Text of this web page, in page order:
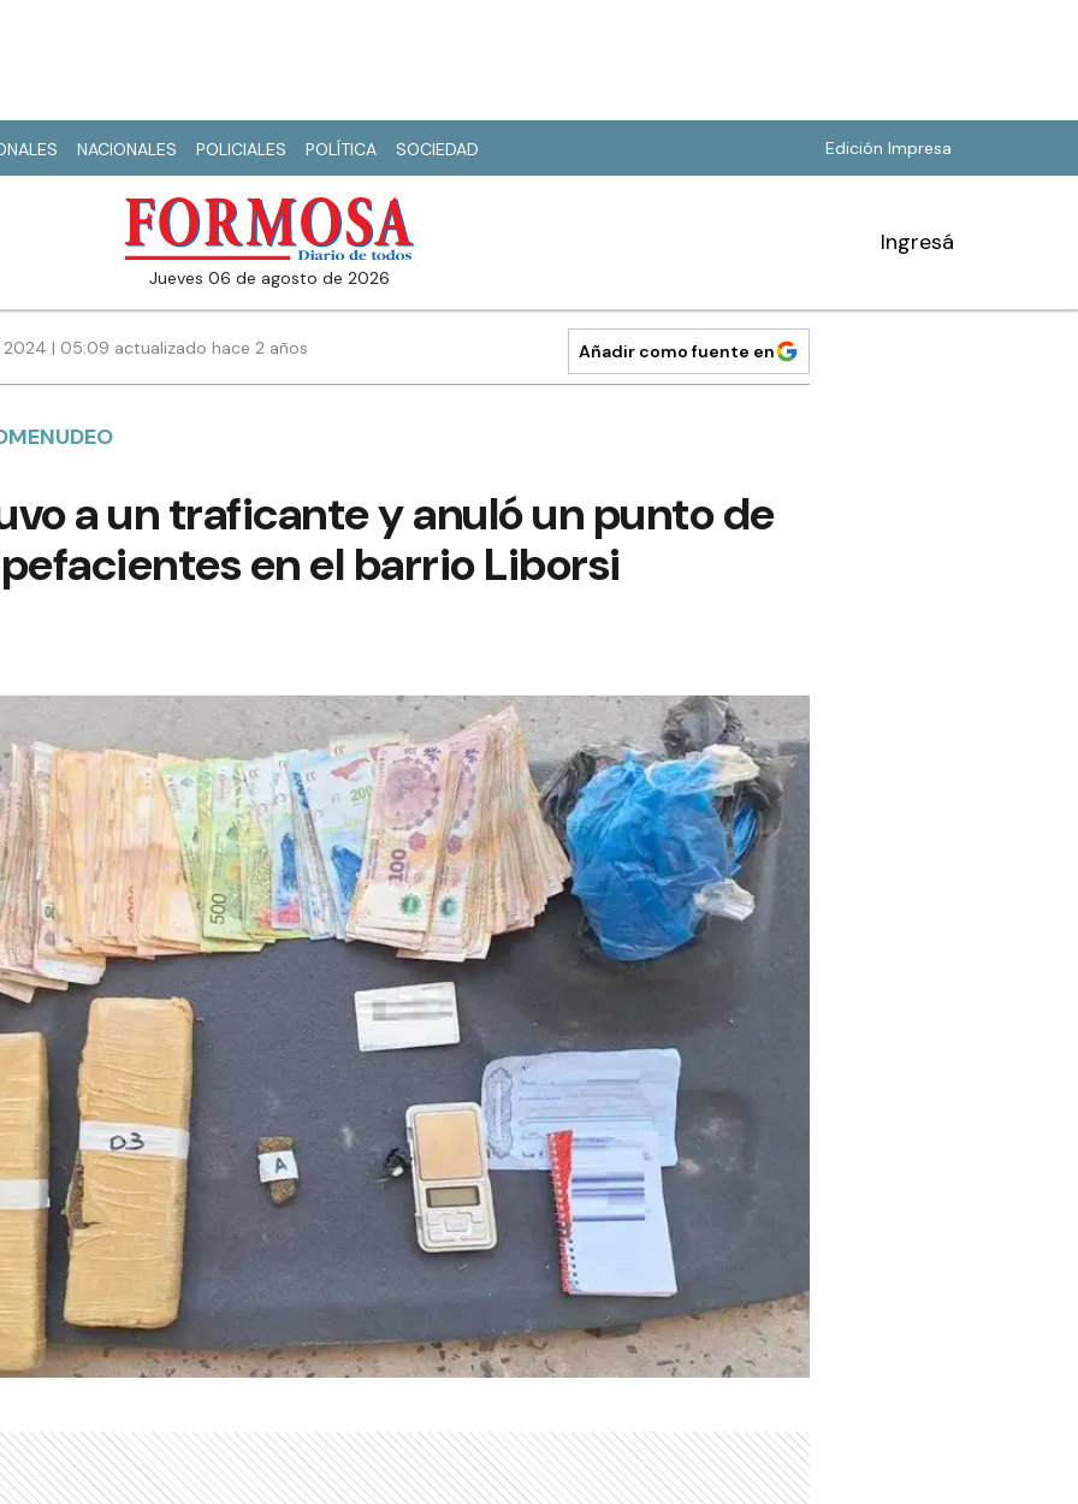
NACIONALES POLICIALES POLÍTICA SOCIEDAD Edición Impresa
jueves 06 de agosto de 2026
Ingresá
| 05:09 actualizado hace 2 años Añadir como fuente en
a un traficante y anuló un punto de
en el barrio Liborsi